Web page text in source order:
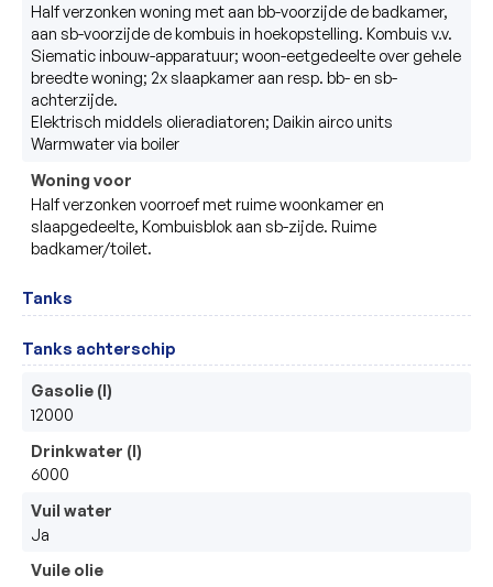
Half verzonken woning met aan bb-voorzijde de badkamer,
aan sb-voorzijde de kombuis in hoekopstelling. Kombuis v.v.
Siematic inbouw-apparatuur; woon-eetgedeelte over gehele
breedte woning; 2x slaapkamer aan resp. bb- en sb-
achterzijde.
Elektrisch middels olieradiatoren; Daikin airco units
Warmwater via boiler
Woning voor
Half verzonken voorroef met ruime woonkamer en
slaapgedeelte, Kombuisblok aan sb-zijde. Ruime
badkamer/toilet.
Tanks
Tanks achterschip
Gasolie (l)
12000
Drinkwater (l)
6000
Vuil water
Ja
Vuile olie